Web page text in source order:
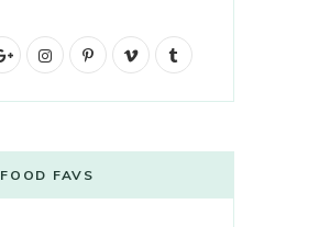
G
g
l
I
t
a
P
e
V
o
l
FOOD FAVS